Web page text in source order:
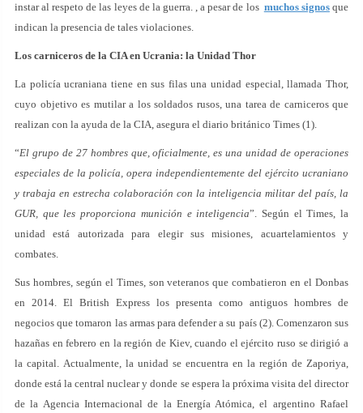
instar al respeto de las leyes de la guerra. , a pesar de los muchos signosque
indican la presencia de tales violaciones.
Los carniceros de la CIA en Ucrania: la Unidad Thor
La policía ucraniana tiene en sus filas una unidad especial, llamada Thor,
cuyo objetivo es mutilar a los soldados rusos, una tarea de carniceros que
realizan con la ayuda de la CIA, asegura el diario británico Times (1).
“El grupo de 27 hombres que, oficialmente, es una unidad de operaciones
especiales de la policía, opera independientemente del ejército ucraniano
y trabaja en estrecha colaboración con la inteligencia militar del país, la
GUR, que les proporciona munición e inteligencia”. Según el Times, la
unidad está autorizada para elegir sus misiones, acuartelamientos y
combates.
Sus hombres, según el Times, son veteranos que combatieron en el Donbas
en 2014. El British Express los presenta como antiguos hombres de
negocios que tomaron las armas para defender a su país (2). Comenzaron sus
hazañas en febrero en la región de Kiev, cuando el ejército ruso se dirigió a
la capital. Actualmente, la unidad se encuentra en la región de Zaporiya,
donde está la central nuclear y donde se espera la próxima visita del director
de la Agencia Internacional de la Energía Atómica, el argentino Rafael